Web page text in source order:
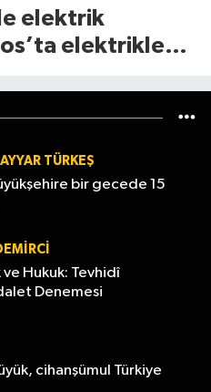
elektrik
elektrikler
TÜRKEŞ
bir gecede 15
Hukuk: Tevhidî
Denemesi
cihanşümul Türkiye